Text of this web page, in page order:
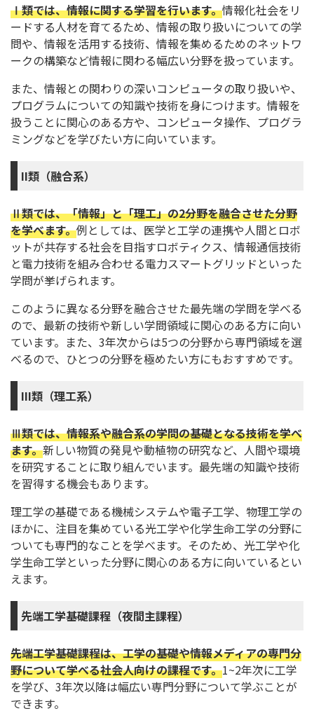
Ⅰ類では、情報に関する学習を行います。情報化社会をリ
ードする人材を育てるため、情報の取り扱いについての学
問や、情報を活用する技術、情報を集めるためのネットワ
ークの構築など情報に関わる幅広い分野を扱っています。
また、情報との関わりの深いコンピュータの取り扱いや、
プログラムについての知識や技術を身につけます。情報を
扱うことに関心のある方や、コンピュータ操作、プログラ
ミングなどを学びたい方に向いています。
II類（融合系）
Ⅱ類では、「情報」と「理工」の2分野を融合させた分野
を学べます。例としては、医学と工学の連携や人間とロボ
ットが共存する社会を目指すロボティクス、情報通信技術
と電力技術を組み合わせる電力スマートグリッドといった
学問が挙げられます。
このように異なる分野を融合させた最先端の学問を学べる
ので、最新の技術や新しい学問領域に関心のある方に向い
ています。また、3年次からは5つの分野から専門領域を選
べるので、ひとつの分野を極めたい方にもおすすめです。
III類（理工系）
Ⅲ類では、情報系や融合系の学問の基礎となる技術を学べ
ます。新しい物質の発見や動植物の研究など、人間や環境
を研究することに取り組んでいます。最先端の知識や技術
を習得する機会もあります。
理工学の基礎である機械システムや電子工学、物理工学の
ほかに、注目を集めている光工学や化学生命工学の分野に
ついても専門的なことを学べます。そのため、光工学や化
学生命工学といった分野に関心のある方に向いているとい
えます。
先端工学基礎課程（夜間主課程）
先端工学基礎課程は、工学の基礎や情報メディアの専門分
野について学べる社会人向けの課程です。1~2年次に工学
を学び、3年次以降は幅広い専門分野について学ぶことが
できます。